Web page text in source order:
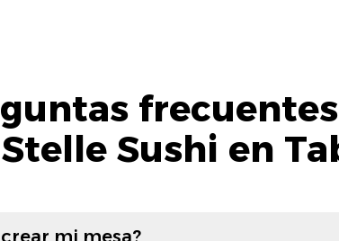
frecuentes
Sushi en
mi mesa?